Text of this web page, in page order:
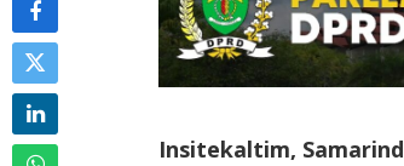
Insitekaltim,